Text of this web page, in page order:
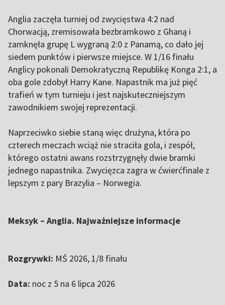
Anglia zaczęła turniej od zwycięstwa 4:2 nad
Chorwacją, zremisowała bezbramkowo z Ghaną i
zamknęła grupę L wygraną 2:0 z Panamą, co dało jej
siedem punktów i pierwsze miejsce. W 1/16 finału
Anglicy pokonali Demokratyczną Republikę Konga 2:1, a
oba gole zdobył Harry Kane. Napastnik ma już pięć
trafień w tym turnieju i jest najskuteczniejszym
zawodnikiem swojej reprezentacji.
Naprzeciwko siebie staną więc drużyna, która po
czterech meczach wciąż nie straciła gola, i zespół,
którego ostatni awans rozstrzygnęły dwie bramki
jednego napastnika. Zwycięzca zagra w ćwierćfinale z
lepszym z pary Brazylia – Norwegia.
Meksyk – Anglia. Najważniejsze informacje
Rozgrywki: MŚ 2026, 1/8 finału
Data: noc z 5 na 6 lipca 2026